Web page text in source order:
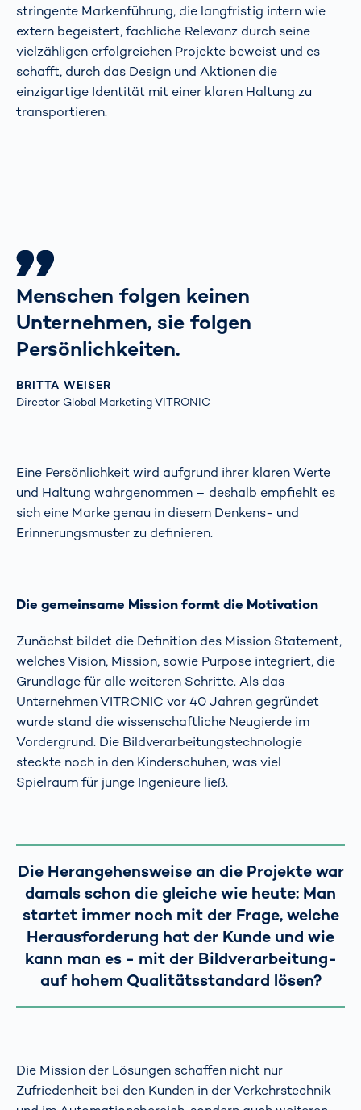
stringente Markenführung, die langfristig intern wie
extern begeistert, fachliche Relevanz durch seine
vielzähligen erfolgreichen Projekte beweist und es
schafft, durch das Design und Aktionen die
einzigartige Identität mit einer klaren Haltung zu
transportieren.
Menschen folgen keinen
Unternehmen, sie folgen
Persönlichkeiten.
BRITTA WEISER
Director Global Marketing VITRONIC
Eine Persönlichkeit wird aufgrund ihrer klaren Werte
und Haltung wahrgenommen – deshalb empfiehlt es
sich eine Marke genau in diesem Denkens- und
Erinnerungsmuster zu definieren.
Die gemeinsame Mission formt die Motivation
Zunächst bildet die Definition des Mission Statement,
welches Vision, Mission, sowie Purpose integriert, die
Grundlage für alle weiteren Schritte. Als das
Unternehmen VITRONIC vor 40 Jahren gegründet
wurde stand die wissenschaftliche Neugierde im
Vordergrund. Die Bildverarbeitungstechnologie
steckte noch in den Kinderschuhen, was viel
Spielraum für junge Ingenieure ließ.
Die Herangehensweise an die Projekte war
damals schon die gleiche wie heute: Man
startet immer noch mit der Frage, welche
Herausforderung hat der Kunde und wie
kann man es - mit der Bildverarbeitung-
auf hohem Qualitätsstandard lösen?
Die Mission der Lösungen schaffen nicht nur
Zufriedenheit bei den Kunden in der Verkehrstechnik